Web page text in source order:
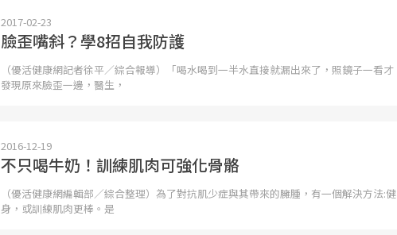
2017-02-23
臉歪嘴斜？學8招自我防護
（優活健康網記者徐平／綜合報導）「喝水喝到一半水直接就漏出來了，照鏡子一看才
發現原來臉歪一邊，醫生，
2016-12-19
不只喝牛奶！訓練肌肉可強化骨骼
（優活健康網編輯部／綜合整理）為了對抗肌少症與其帶來的臃腫，有一個解決方法:健
身，或訓練肌肉更棒。是